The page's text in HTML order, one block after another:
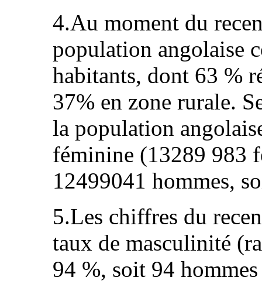
4.Au moment du
population angolaise
habitants, dont 63 %
37% en zone rurale.
la population
féminine (13289 983
12499041 hommes,
5.Les chiffres du
taux de masculinité
94 %, soit 94